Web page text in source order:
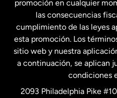
Malasia
Nueva Zelanda
Países Bajos
promoción en cualquier
las consecuencias
cumplimiento de las leyes
esta promoción. Los
sitio web y nuestra
a continuación, se aplican
condiciones
2093 Philadelphia Pike